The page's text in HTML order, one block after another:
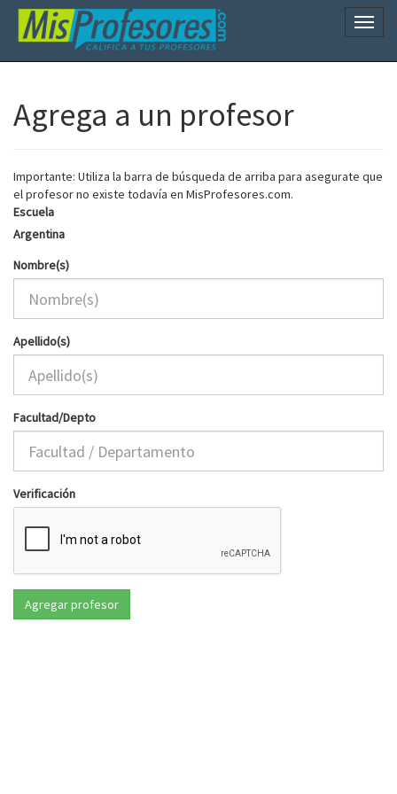
Agrega a un profesor
Importante: Utiliza la barra de búsqueda de arriba para asegurate que
el profesor no existe todavía en MisProfesores.com.
Escuela
Argentina
Nombre(s)
Apellido(s)
Facultad/Depto
Verificación